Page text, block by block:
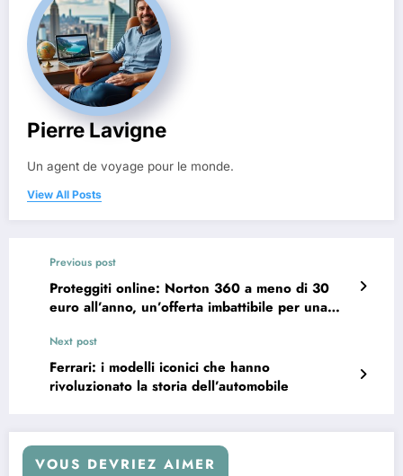
Pierre Lavigne
Un agent de voyage pour le monde.
View All Posts
Previous post
Proteggiti online: Norton 360 a meno di 30
euro all’anno, un’offerta imbattibile per una
[Sponsorizzato]
Next post
Ferrari: i modelli iconici che hanno
rivoluzionato la storia dell’automobile
VOUS DEVRIEZ AIMER